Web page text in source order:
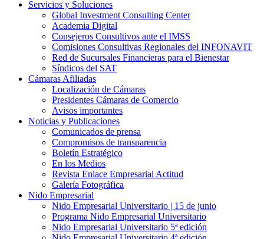
Servicios y Soluciones
Global Investment Consulting Center
Academia Digital
Consejeros Consultivos ante el IMSS
Comisiones Consultivas Regionales del INFONAVIT
Red de Sucursales Financieras para el Bienestar
Síndicos del SAT
Cámaras Afiliadas
Localización de Cámaras
Presidentes Cámaras de Comercio
Avisos importantes
Noticias y Publicaciones
Comunicados de prensa
Compromisos de transparencia
Boletín Estratégico
En los Medios
Revista Enlace Empresarial Actitud
Galería Fotográfica
Nido Empresarial
Nido Empresarial Universitario | 15 de junio
Programa Nido Empresarial Universitario
Nido Empresarial Universitario 5ª edición